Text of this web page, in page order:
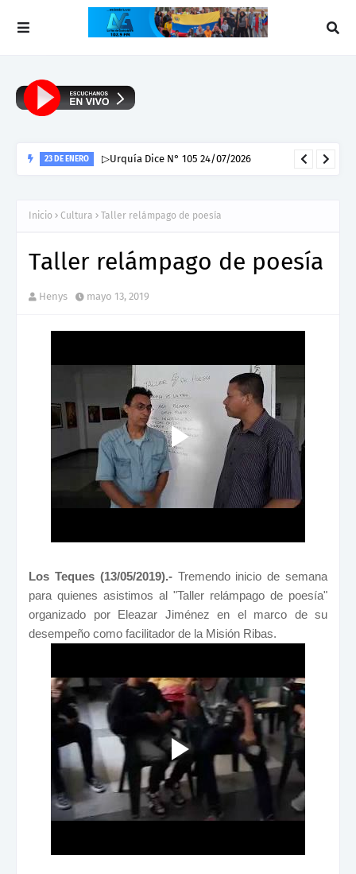
HENYS PEÑA ▷Reseña: Para leer al pato Donald
Inicio Cultura Taller relámpago de poesía
Taller relámpago de poesía
Henys mayo 13, 2019
Los Teques (13/05/2019).- Tremendo inicio de semana
para quienes asistimos al "Taller relámpago de poesía"
organizado por Eleazar Jiménez en el marco de su
desempeño como facilitador de la Misión Ribas.